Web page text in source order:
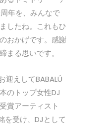
年を、みんなで
したね。これもひ
おかげです。感謝
まる思いです。
迎えしてBABALÚ
のトップ女性DJ
賞アーティスト
を受け、DJとして